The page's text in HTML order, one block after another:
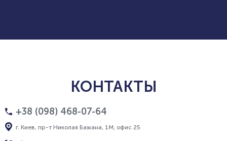
КОНТАКТЫ
+38 (098) 468-07-64
г. Киев, пр-т Николая Бажана, 1М, офис 25